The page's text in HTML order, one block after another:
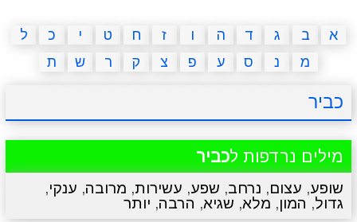
איש תלוי מדריכים פוקימון גו מצא הבדלים
יצירה משחקי בנות אשליות חדשות
מתכונים טריוויה מגניבים
א ב ג ד ה ו ז ח ט י כ
ל
מ
נ ס ע פ צ ק ר ש ת
כביר
מילים נרדפות לכביר
שופע, עצום, נרחב, שפע, עשירות, מרובה, ענקי,
גדול, המון, מלא, שגיא, הרבה, יותר